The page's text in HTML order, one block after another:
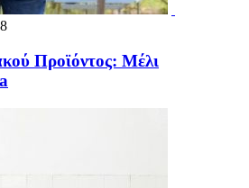
Προϊόντος: Μέλι